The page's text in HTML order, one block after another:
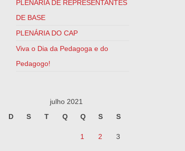
PLENÁRIA DE REPRESENTANTES
DE BASE
PLENÁRIA DO CAP
Viva o Dia da Pedagoga e do
Pedagogo!
julho 2021
D
S T Q Q S S
1 2 3